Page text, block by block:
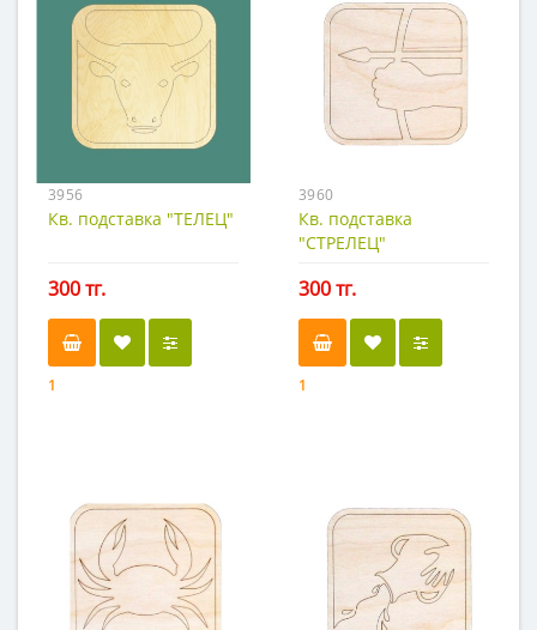
3956
Кв. подставка "ТЕЛЕЦ"
300 тг.
1
3960
Кв. подставка
"СТРЕЛЕЦ"
300 тг.
1